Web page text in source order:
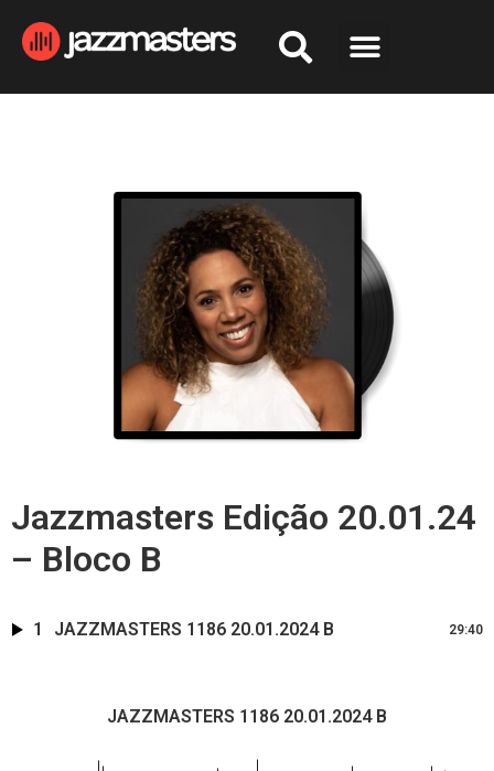
Jazzmasters Edição 20.01.24
– Bloco B
1 JAZZMASTERS 1186 20.01.2024 B 29:40
JAZZMASTERS 1186 20.01.2024 B